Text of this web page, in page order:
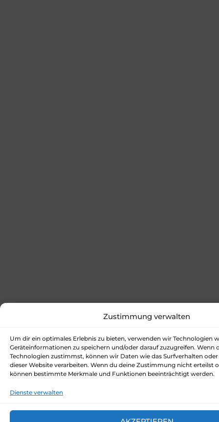
Zustimmung verwalten
Um dir ein optimales Erlebnis zu bieten, verwenden wir Technologien
Geräteinformationen zu speichern und/oder darauf zuzugreifen. Wenn
Technologien zustimmst, können wir Daten wie das Surfverhalten
dieser Website verarbeiten. Wenn du deine Zustimmung nicht erteilst
können bestimmte Merkmale und Funktionen beeinträchtigt werden.
Dienste verwalten